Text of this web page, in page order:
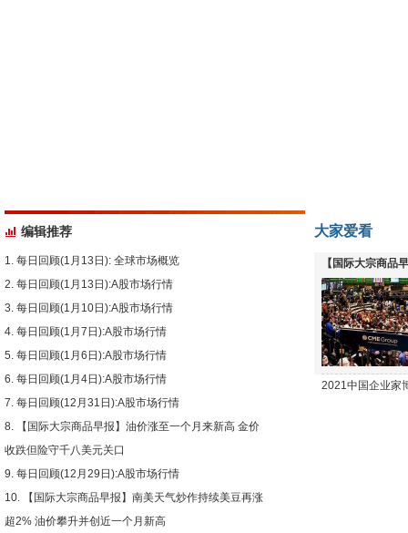
编辑推荐
每日回顾(1月13日): 全球市场概览
每日回顾(1月13日):A股市场行情
每日回顾(1月10日):A股市场行情
每日回顾(1月7日):A股市场行情
每日回顾(1月6日):A股市场行情
每日回顾(1月4日):A股市场行情
每日回顾(12月31日):A股市场行情
【国际大宗商品早报】油价涨至一个月来新高 金价
收跌但险守千八美元关口
每日回顾(12月29日):A股市场行情
【国际大宗商品早报】南美天气炒作持续美豆再涨
超2% 油价攀升并创近一个月新高
大家爱看
【国际大宗商品
下跌
2021中国企业家